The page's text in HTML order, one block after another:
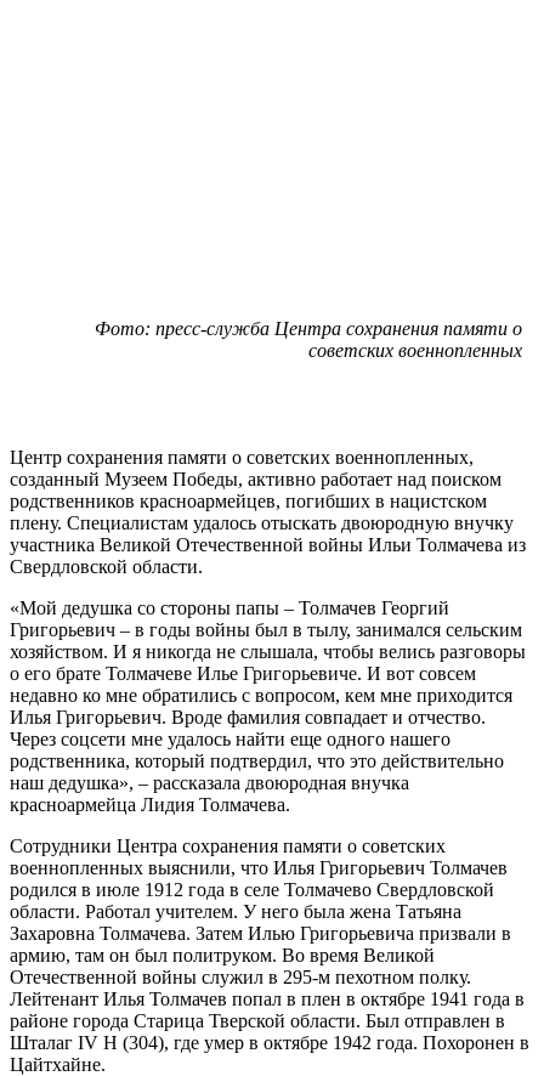
Фото: пресс-служба Центра сохранения памяти о
советских военнопленных
Центр сохранения памяти о советских военнопленных,
созданный Музеем Победы, активно работает над поиском
родственников красноармейцев, погибших в нацистском
плену. Специалистам удалось отыскать двоюродную внучку
участника Великой Отечественной войны Ильи Толмачева из
Свердловской области.
«Мой дедушка со стороны папы – Толмачев Георгий
Григорьевич – в годы войны был в тылу, занимался сельским
хозяйством. И я никогда не слышала, чтобы велись разговоры
о его брате Толмачеве Илье Григорьевиче. И вот совсем
недавно ко мне обратились с вопросом, кем мне приходится
Илья Григорьевич. Вроде фамилия совпадает и отчество.
Через соцсети мне удалось найти еще одного нашего
родственника, который подтвердил, что это действительно
наш дедушка», – рассказала двоюродная внучка
красноармейца Лидия Толмачева.
Сотрудники Центра сохранения памяти о советских
военнопленных выяснили, что Илья Григорьевич Толмачев
родился в июле 1912 года в селе Толмачево Свердловской
области. Работал учителем. У него была жена Татьяна
Захаровна Толмачева. Затем Илью Григорьевича призвали в
армию, там он был политруком. Во время Великой
Отечественной войны служил в 295-м пехотном полку.
Лейтенант Илья Толмачев попал в плен в октябре 1941 года в
районе города Старица Тверской области. Был отправлен в
Шталаг IV H (304), где умер в октябре 1942 года. Похоронен в
Цайтхайне.